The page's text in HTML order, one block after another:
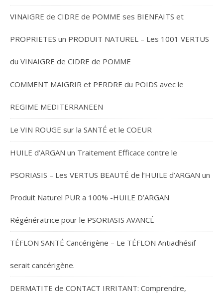
VINAIGRE de CIDRE de POMME ses BIENFAITS et
PROPRIETES un PRODUIT NATUREL – Les 1001 VERTUS
du VINAIGRE de CIDRE de POMME
COMMENT MAIGRIR et PERDRE du POIDS avec le
REGIME MEDITERRANEEN
Le VIN ROUGE sur la SANTÉ et le COEUR
HUILE d’ARGAN un Traitement Efficace contre le
PSORIASIS – Les VERTUS BEAUTÉ de l’HUILE d’ARGAN un
Produit Naturel PUR a 100% -HUILE D’ARGAN
Régénératrice pour le PSORIASIS AVANCÉ
TÉFLON SANTÉ Cancérigène – Le TÉFLON Antiadhésif
serait cancérigène.
DERMATITE de CONTACT IRRITANT: Comprendre,